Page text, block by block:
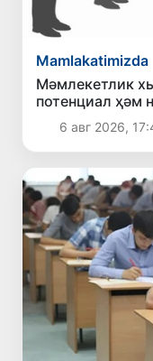
Mamlakatimizda
Мәмлекетлик
потенциал ҳәм
дәўир6 авг 2026,